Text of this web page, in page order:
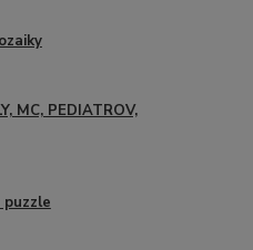
MC, PEDIATROV,